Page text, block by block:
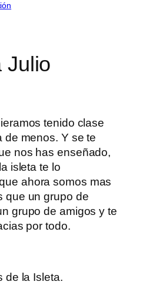
Julio
tenido clase
menos. Y se te
nos has enseñado,
isleta te lo
ahora somos mas
que un grupo de
grupo de amigos y te
por todo.
de la Isleta.